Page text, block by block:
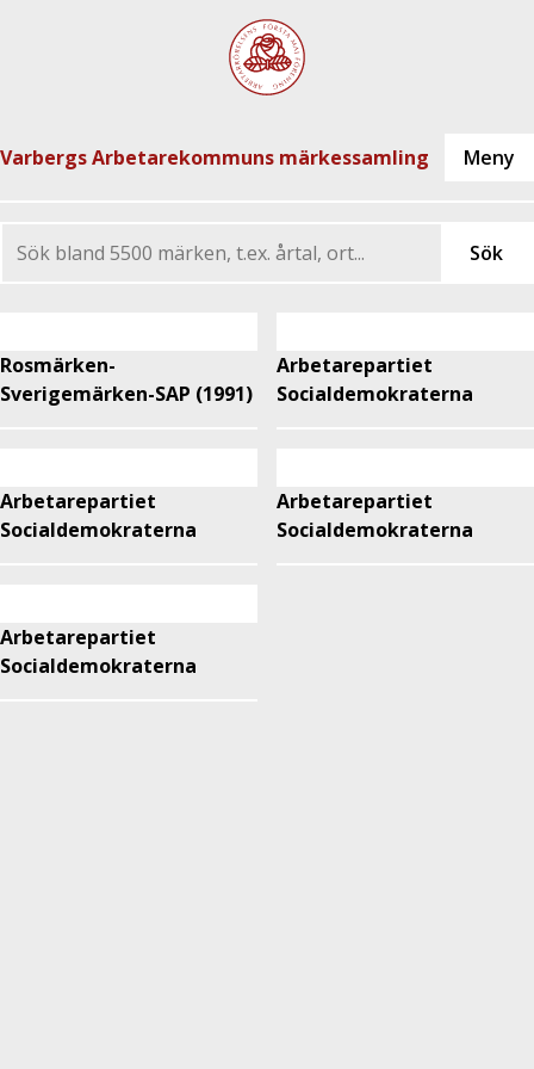
Varbergs Arbetarekommuns märkessamling
Rosmärken-
Sverigemärken-SAP (1991)
Arbetarepartiet
Socialdemokraterna
Arbetarepartiet
Socialdemokraterna
Arbetarepartiet
Socialdemokraterna
Arbetarepartiet
Socialdemokraterna